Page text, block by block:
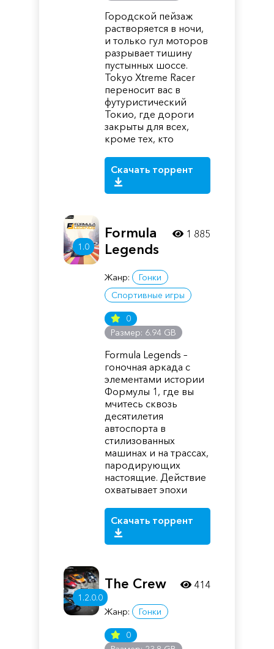
Городской пейзаж
растворяется в ночи,
и только гул моторов
разрывает тишину
пустынных шоссе.
Tokyo Xtreme Racer
переносит вас в
футуристический
Токио, где дороги
закрыты для всех,
кроме тех, кто
Скачать торрент
1.0
Formula
Legends
Жанр:
Гонки
Спортивные игры
0
Размер: 6.94 GB
Formula Legends –
гоночная аркада с
элементами истории
Формулы 1, где вы
мчитесь сквозь
десятилетия
автоспорта в
стилизованных
машинах и на трассах,
пародирующих
настоящие. Действие
охватывает эпохи
Скачать торрент
1 885
1.2.0.0
The Crew
Жанр: Гонки
0
414